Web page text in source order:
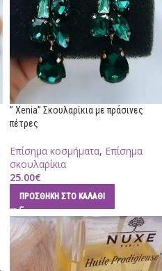
” Xenia” Σκουλαρίκια με πράσινες
πέτρες
Επίσημα κοσμήματα, Επίσημα
σκουλαρίκια
25.00€
ΠΡΟΣΘΉΚΗ ΣΤΟ ΚΑΛΆΘΙ